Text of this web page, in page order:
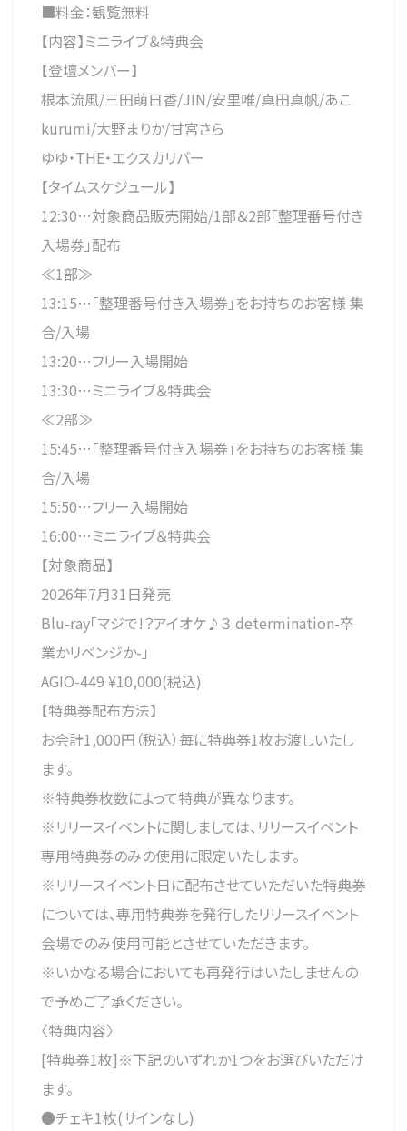
■料金：観覧無料
【内容】ミニライブ＆特典会
【登壇メンバー】
根本流風/三田萌日香/JIN/安里唯/真田真帆/あこ
kurumi/大野まりか/甘宮さら
ゆゆ・THE・エクスカリバー
【タイムスケジュール】
12:30…対象商品販売開始/1部＆2部「整理番号付き
入場券」配布
≪1部≫
13:15…「整理番号付き入場券」をお持ちのお客様 集
合/入場
13:20…フリー入場開始
13:30…ミニライブ＆特典会
≪2部≫
15:45…「整理番号付き入場券」をお持ちのお客様 集
合/入場
15:50…フリー入場開始
16:00…ミニライブ＆特典会
【対象商品】
2026年7月31日発売
Blu-ray「マジで!？アイオケ♪３ determination-卒
業かリベンジか-」
AGIO-449 ¥10,000(税込)
【特典券配布方法】
お会計1,000円（税込）毎に特典券1枚お渡しいたし
ます。
※特典券枚数によって特典が異なります。
※リリースイベントに関しましては、リリースイベント
専用特典券のみの使用に限定いたします。
※リリースイベント日に配布させていただいた特典券
については、専用特典券を発行したリリースイベント
会場でのみ使用可能とさせていただきます。
※いかなる場合においても再発行はいたしませんの
で予めご了承ください。
〈特典内容〉
[特典券1枚]※下記のいずれか1つをお選びいただけ
ます。
●チェキ1枚(サインなし)